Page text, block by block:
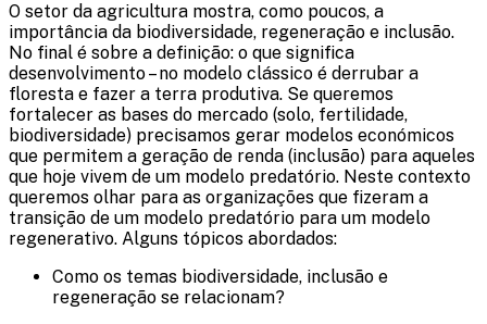
​O setor da agricultura mostra, como poucos, a
importância da biodiversidade, regeneração e inclusão.
No final é sobre a definição: o que significa
desenvolvimento – no modelo clássico é derrubar a
floresta e fazer a terra produtiva. Se queremos
fortalecer as bases do mercado (solo, fertilidade,
biodiversidade) precisamos gerar modelos económicos
que permitem a geração de renda (inclusão) para aqueles
que hoje vivem de um modelo predatório. Neste contexto
queremos olhar para as organizações que fizeram a
transição de um modelo predatório para um modelo
regenerativo. Alguns tópicos abordados:​
Como os temas biodiversidade, inclusão e
regeneração se relacionam?​